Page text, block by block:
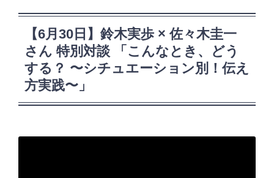
【6月30日】鈴木実歩 × 佐々木圭一
さん 特別対談 「こんなとき、どう
する？ 〜シチュエーション別！伝え
方実践〜」